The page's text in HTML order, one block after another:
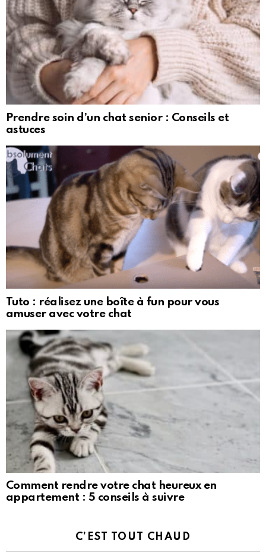
Prendre soin d’un chat senior : Conseils et
astuces
Tuto : réalisez une boîte à fun pour vous
amuser avec votre chat
Comment rendre votre chat heureux en
appartement : 5 conseils à suivre
C’EST TOUT CHAUD